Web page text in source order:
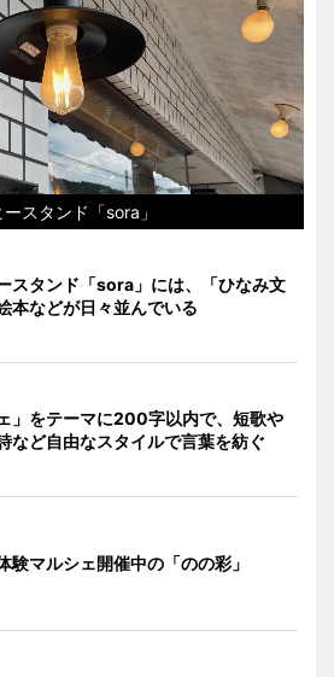
スタンド「sora」
スタンド「sora」には、「ひなみ文
本などが日々並んでいる
ェ」をテーマに200字以内で、短歌や
など自由なスタイルで言葉を紡ぐ
験マルシェ開催中の「のの彩」